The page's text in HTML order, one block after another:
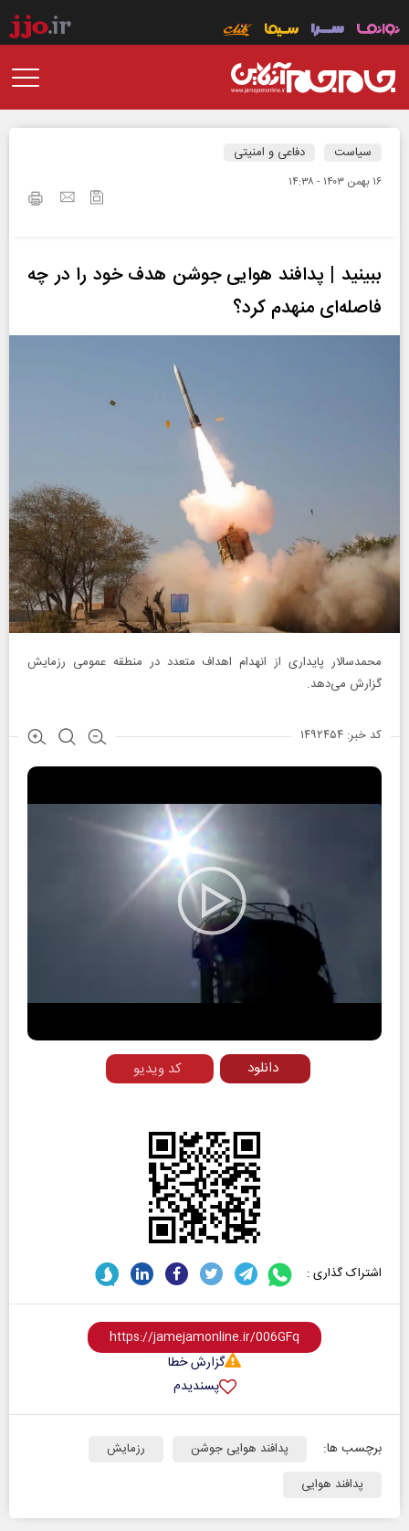
سیاست دفاعی و امنیتی
۱۶ بهمن ۱۴۰۳ - ۱۴:۳۸
ببینید | پدافند هوايی جوشن هدف خود را در چه
فاصله‌ای منهدم كرد؟
محمدسالار پايداری از انهدام اهداف متعدد در منطقه عمومی رزمايش
گزارش می‌دهد.
کد خبر: ۱۴۹۲۴۵۴
Play
Video
کد ویدیو دانلود
اشتراک گذاری :
گزارش خطا
پسندیدم
برچسب ها: پدافند هوایی جوشن
رزمایش
پدافند هوایی